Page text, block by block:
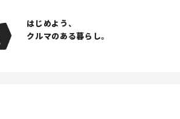
はじめよう、
クルマのある暮らし。